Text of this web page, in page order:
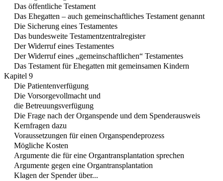
Das öffentliche Testament
Das Ehegatten – auch gemeinschaftliches Testament genannt
Die Sicherung eines Testamentes
Das bundesweite Testamentzentralregister
Der Widerruf eines Testamentes
Der Widerruf eines „gemeinschaftlichen“ Testamentes
Das Testament für Ehegatten mit gemeinsamen Kindern
Kapitel 9
Die Patientenverfügung
Die Vorsorgevollmacht und
die Betreuungsverfügung
Die Frage nach der Organspende und dem Spenderausweis
Kernfragen dazu
Voraussetzungen für einen Organspendeprozess
Mögliche Kosten
Argumente die für eine Organtransplantation sprechen
Argumente gegen eine Organtransplantation
Klagen der Spender über...